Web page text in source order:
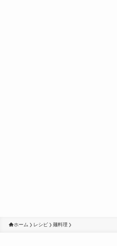
ホーム レシピ 麺料理